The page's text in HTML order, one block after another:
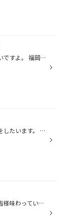
今日はそんなに遠くではないですよ。 福岡市東区の彰膳へ またもや味噌ラーメンですけど…。 うちの家族に味噌ラーメン好きがおりまして…。
今年はオオクワガタの養殖をしたいます。 ５月に幼虫買って育ててます！！ 買ったときは10ｍｍぐらいでしたが、どんどん大きくなり今は70ｍｍぐらいに成長しました。 成虫になるのが楽しみです！！ でももう８月も終わりそう・・・・ いつ成虫になるんだろ？？
皆様こんにちは！暑い夏を皆様味わっていますか（笑） 水分補給と塩分補給は忘れずに～ 今日も塩タブなめてがんばるぞ～